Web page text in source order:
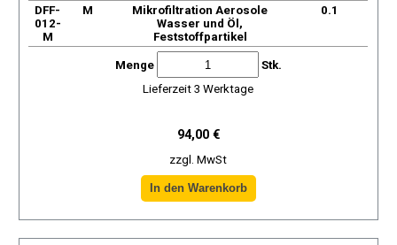
DFF-
012-
M
М
Mikrofiltration Aerosole
Wasser und Öl,
Feststoffpartikel
0.1
Menge
Stk.
Lieferzeit 3 Werktage
94,00 €
zzgl. MwSt